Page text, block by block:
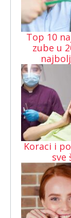
Top 10
zube u
Koraci i
sve